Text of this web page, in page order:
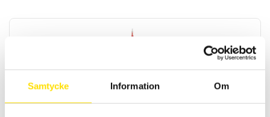
Samtycke Information Om